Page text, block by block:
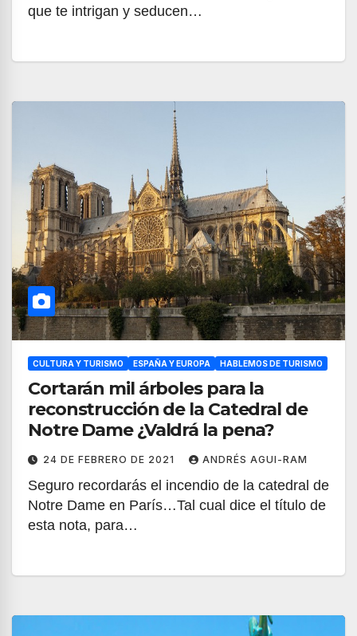
que te intrigan y seducen…
CULTURA Y TURISMO ESPAÑA Y EUROPA HABLEMOS DE TURISMO
Cortarán mil árboles para la
reconstrucción de la Catedral de
Notre Dame ¿Valdrá la pena?
24 DE FEBRERO DE 2021 ANDRÉS AGUI-RAM
Seguro recordarás el incendio de la catedral de
Notre Dame en París…Tal cual dice el título de
esta nota, para…